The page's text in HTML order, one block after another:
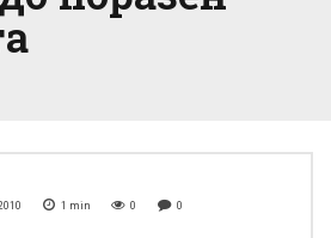
1 min 0 0